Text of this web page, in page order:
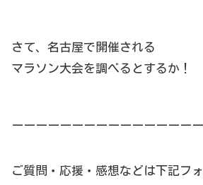
さて、名古屋で開催される
マラソン大会を調べるとするか！
ーーーーーーーーーーーーーーーー
ご質問・応援・感想などは下記フ